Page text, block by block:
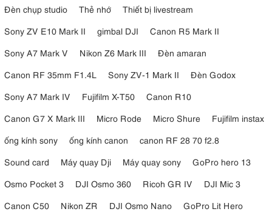
Đèn chụp studio
Thẻ nhớ
Thiết bị livestream
Sony ZV E10 Mark II
gimbal DJI
Canon R5 Mark II
Sony A7 Mark V
Nikon Z6 Mark III
Đèn amaran
Canon RF 35mm F1.4L
Sony ZV-1 Mark II
Đèn Godox
Sony A7 Mark IV
Fujifilm X-T50
Canon R10
Canon G7 X Mark III
Micro Rode Micro Shure
Fujifilm instax
ống kính sony
ống kính canon
canon RF 28 70 f2.8
Sound card
Máy quay Dji Máy quay sony
GoPro hero 13
Osmo Pocket 3
DJI Osmo 360 Ricoh GR IV
DJI Mic 3
Canon C50
Nikon ZR DJI Osmo Nano
GoPro Lit Hero